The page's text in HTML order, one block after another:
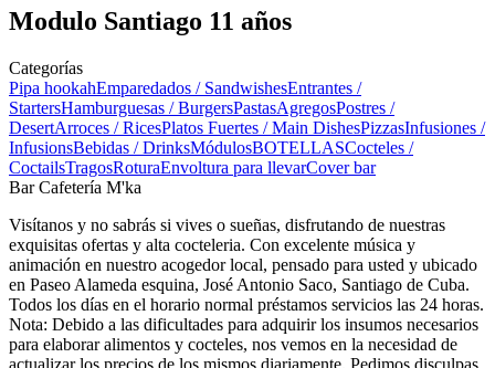
Modulo Santiago 11 años
Categorías
Pipa hookahEmparedados / SandwishesEntrantes /
StartersHamburguesas / BurgersPastasAgregosPostres /
DesertArroces / RicesPlatos Fuertes / Main DishesPizzasInfusiones /
InfusionsBebidas / DrinksMódulosBOTELLASCocteles /
CoctailsTragosRoturaEnvoltura para llevarCover bar
Bar Cafetería M'ka
Visítanos y no sabrás si vives o sueñas, disfrutando de nuestras
exquisitas ofertas y alta cocteleria. Con excelente música y
animación en nuestro acogedor local, pensado para usted y ubicado
en Paseo Alameda esquina, José Antonio Saco, Santiago de Cuba.
Todos los días en el horario normal préstamos servicios las 24 horas.
Nota: Debido a las dificultades para adquirir los insumos necesarios
para elaborar alimentos y cocteles, nos vemos en la necesidad de
actualizar los precios de los mismos diariamente. Pedimos disculpas